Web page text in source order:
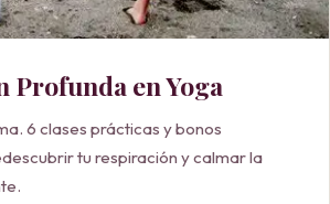
Profunda en Yoga
6 clases prácticas y bonos
tu respiración y calmar la